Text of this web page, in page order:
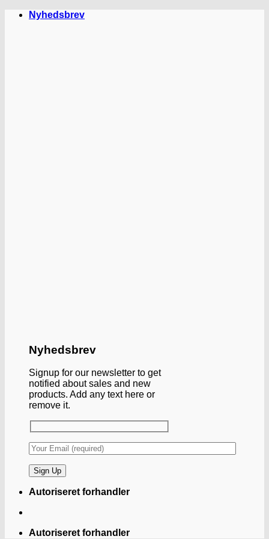
FortsætNyhedsbrev
Nyhedsbrev
Signup for our newsletter to get
notified about sales and new
products. Add any text here or
remove it.
Autoriseret forhandler
Autoriseret forhandler